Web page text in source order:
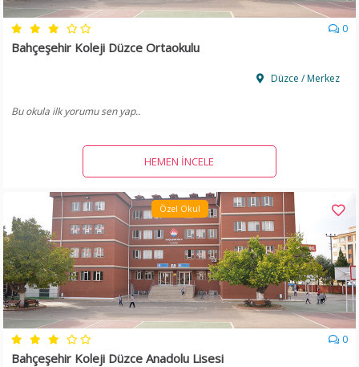
0
Bahçeşehir Koleji Düzce Ortaokulu
Düzce / Merkez
Bu okula ilk yorumu sen yap..
HEMEN İNCELE
Özel Okul
0
Bahçeşehir Koleji Düzce Anadolu Lisesi